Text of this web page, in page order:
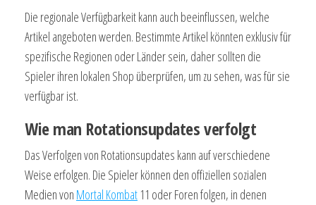
Die regionale Verfügbarkeit kann auch beeinflussen, welche
Artikel angeboten werden. Bestimmte Artikel könnten exklusiv für
spezifische Regionen oder Länder sein, daher sollten die
Spieler ihren lokalen Shop überprüfen, um zu sehen, was für sie
verfügbar ist.
Wie man Rotationsupdates verfolgt
Das Verfolgen von Rotationsupdates kann auf verschiedene
Weise erfolgen. Die Spieler können den offiziellen sozialen
Medien von Mortal Kombat 11 oder Foren folgen, in denen